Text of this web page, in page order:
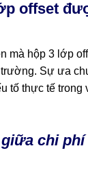
offset
mà hộp 3 lớp
Sự ưa
tố thực tế trong
chi phí